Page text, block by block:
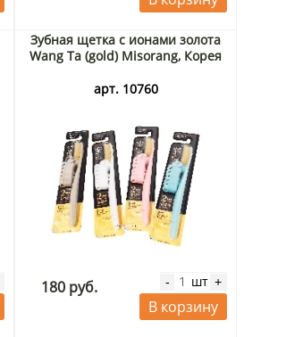
Зубная щетка с ионами золота
Wang Ta (gold) Misorang, Корея
арт. 10760
180 руб. - шт +
В корзину